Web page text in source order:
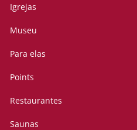
Igrejas
Museu
Para elas
Points
Restaurantes
Saunas